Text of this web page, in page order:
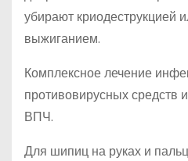
убирают криодеструкцией
выжиганием.
Комплексное лечение
противовирусных средств
ВПЧ.
Для шипиц на руках и